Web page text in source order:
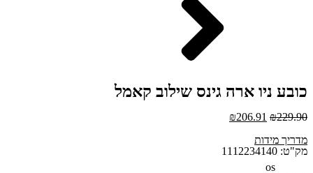
כובע ניו ארה גינס שילוב קאמל
₪229.90
₪206.91
מדריך מידות
מק"ט: 1112234140
os